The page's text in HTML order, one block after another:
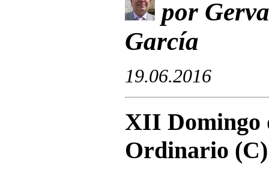
por
García
19.06.2016
XII Domingo
Ordinario (C)